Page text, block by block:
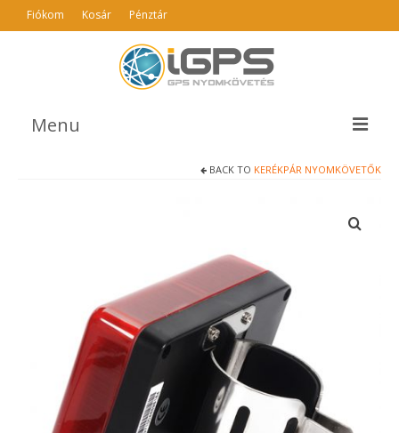
Fiókom Kosár Pénztár
Menu
KAPCSOLAT
BACK TO KERÉKPÁR NYOMKÖVETŐK